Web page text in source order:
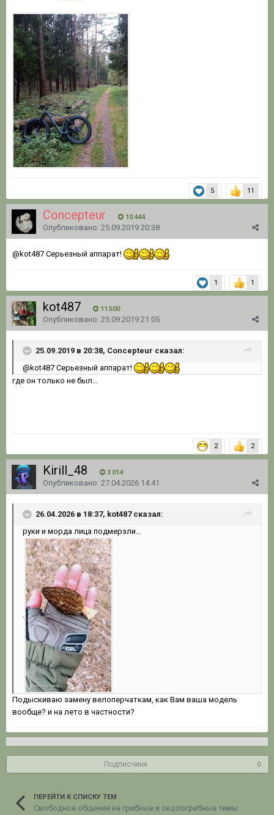
5 11
Concepteur 10 444
Опубликовано: 25.09.2019 20:38
@kot487 Серьезный аппарат!
1 1
kot487 11 500
Опубликовано: 25.09.2019 21:05
25.09.2019 в 20:38, Concepteur сказал:
@kot487 Серьезный аппарат!
где он только не был...
2 2
Kirill_48 3 014
Опубликовано: 27.04.2026 14:41
26.04.2026 в 18:37, kot487 сказал:
руки и морда лица подмерзли...
.
Подыскиваю замену велоперчаткам, как Вам ваша модель
вообще? и на лето в частности?
Подписчики 0
ПЕРЕЙТИ К СПИСКУ ТЕМ
Свободное общение на грибные и окологрибные темы